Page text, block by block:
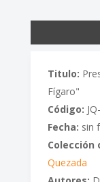
Titulo:
Fígaro"
Código:
Fecha: sin
Colección
Quezada